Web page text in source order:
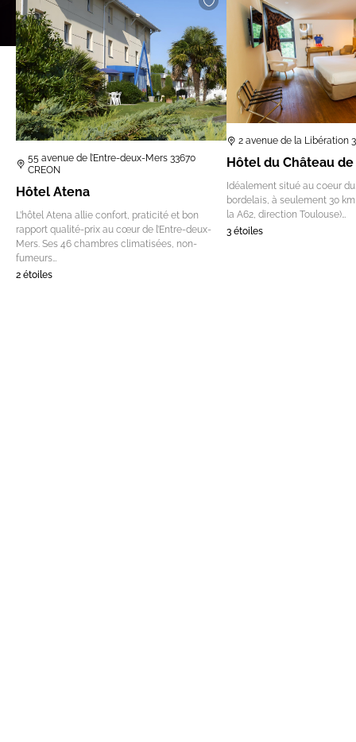
55 avenue de l’Entre-deux-Mers 33670
CREON
Hôtel Atena
L’hôtel Atena allie confort, praticité et bon
rapport qualité-prix au cœur de l’Entre-deux-
Mers. Ses 46 chambres climatisées, non-
fumeurs…
2 étoiles
2 avenue de la Libération
Hôtel du Château de
Idéalement situé au coeur
bordelais, à seulement 30
la A62, direction Toulouse)…
3 étoiles